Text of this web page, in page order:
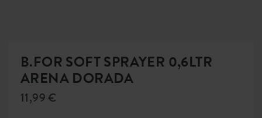
B.FOR SOFT SPRAYER 0,6LTR
ARENA DORADA
11,99 €